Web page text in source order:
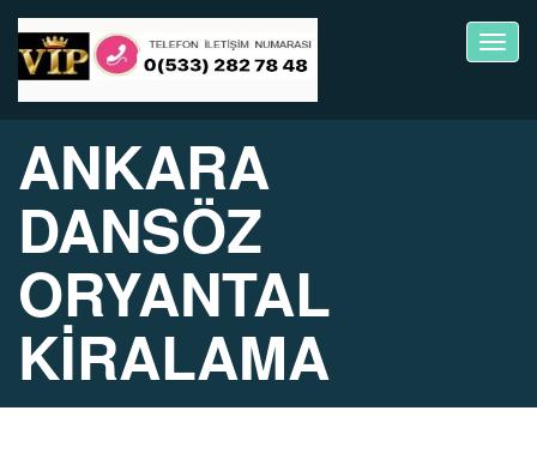
ANKARA
DANSÖZ
ORYANTAL
KİRALAMA